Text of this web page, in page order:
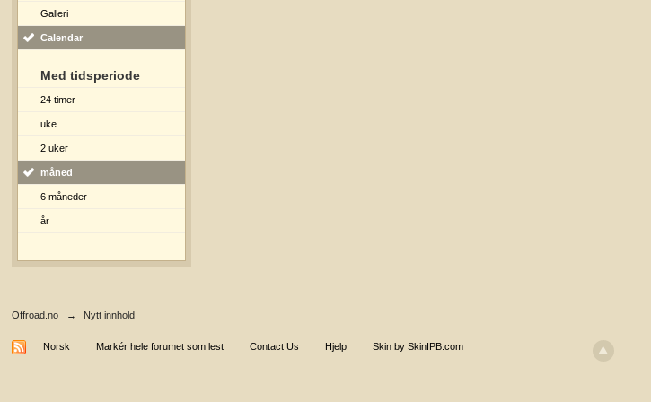
Galleri
Calendar
Med tidsperiode
24 timer
uke
2 uker
måned
6 måneder
år
Offroad.no → Nytt innhold
Norsk Markér hele forumet som lest Contact Us Hjelp Skin by SkinIPB.com